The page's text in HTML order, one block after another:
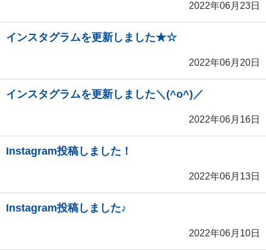
2022年06月23日
インスタグラムを更新しました★☆
2022年06月20日
インスタグラムを更新しました＼(^o^)／
2022年06月16日
Instagram投稿しました！
2022年06月13日
Instagram投稿しました♪
2022年06月10日